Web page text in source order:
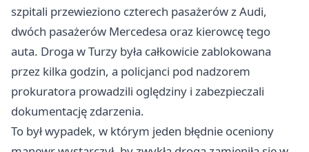
szpitali przewieziono czterech pasażerów z Audi,
dwóch pasażerów Mercedesa oraz kierowcę tego
auta. Droga w Turzy była całkowicie zablokowana
przez kilka godzin, a policjanci pod nadzorem
prokuratora prowadzili oględziny i zabezpieczali
dokumentację zdarzenia.
To był wypadek, w którym jeden błędnie oceniony